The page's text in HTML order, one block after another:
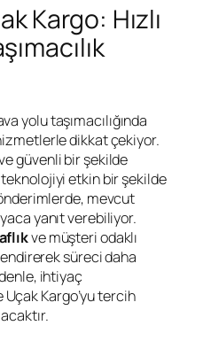
Kargo: Hızlı
yolu taşımacılığında
dikkat çekiyor.
güvenli bir şekilde
etkin bir şekilde
mevcut
yanıt verebiliyor.
ve müşteri odaklı
süreci daha
ihtiyaç
Kargo’yu tercih